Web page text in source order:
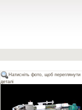
Натисніть фото, щоб переглянути
деталі